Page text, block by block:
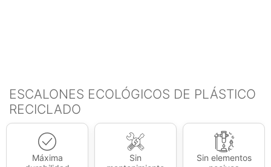
ESCALONES ECOLÓGICOS DE PLÁSTICO
RECICLADO
Máxima
Sin
Sin elementos